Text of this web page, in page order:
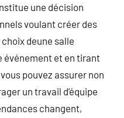
une décision
voulant créer des
deune salle
événement et en tirant
pouvez assurer non
un travail d’équipe
changent,